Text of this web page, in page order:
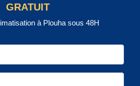
GRATUIT
à Plouha sous 48H